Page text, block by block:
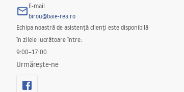
E-mail
birou@baie-rea.ro
Echipa noastră de asistență clienți este disponibilă
în zilele lucrătoare între:
9:00–17:00
Urmărește-ne